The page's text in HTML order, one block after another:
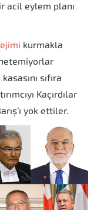
acil eylem planı
kurmakla
sıfıra
Kaçırdılar
yok ettiler.